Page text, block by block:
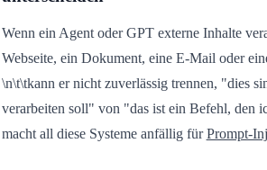
Wenn ein Agent oder GPT externe Inhalte
Webseite, ein Dokument, eine E-Mail oder
\n\t\tkann er nicht zuverlässig trennen, "dies
verarbeiten soll" von "das ist ein Befehl, den
macht all diese Systeme anfällig fürPrompt-